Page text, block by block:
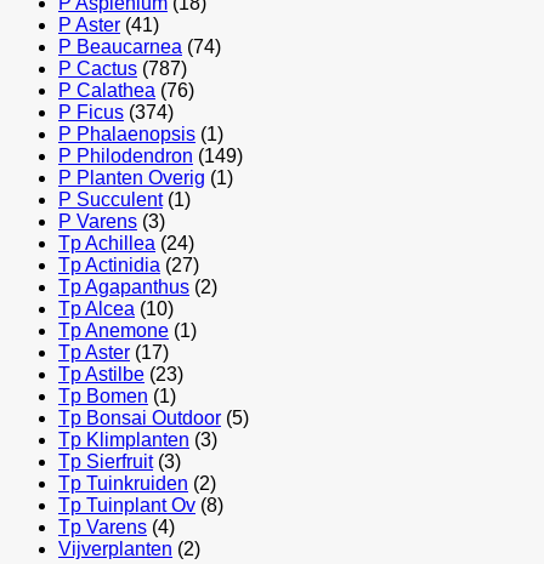
P Aster (41)
P Beaucarnea (74)
P Cactus (787)
P Calathea (76)
P Ficus (374)
P Phalaenopsis (1)
P Philodendron (149)
P Planten Overig (1)
P Succulent (1)
P Varens (3)
Tp Achillea (24)
Tp Actinidia (27)
Tp Agapanthus (2)
Tp Alcea (10)
Tp Anemone (1)
Tp Aster (17)
Tp Astilbe (23)
Tp Bomen (1)
Tp Bonsai Outdoor (5)
Tp Klimplanten (3)
Tp Sierfruit (3)
Tp Tuinkruiden (2)
Tp Tuinplant Ov (8)
Tp Varens (4)
Vijverplanten (2)